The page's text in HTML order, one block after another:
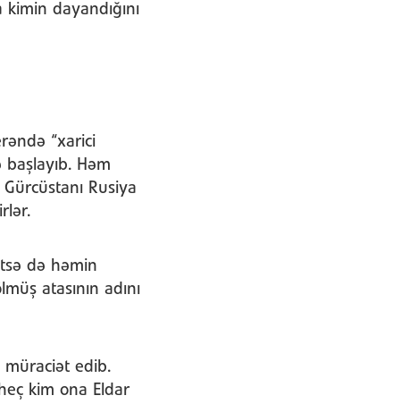
dayandığını
“xarici
Həm
Rusiya
də həmin
atasının adını
müraciət edib.
kim ona Eldar